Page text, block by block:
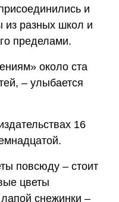
и
из разных школ и
пределами.
около ста
– улыбается
16
повсюду – стоит
цветы
снежинки –